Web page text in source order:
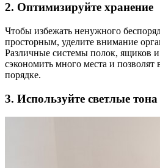
2. Оптимизируйте хранение
Чтобы избежать ненужного
просторным, уделите внимание
Различные системы полок, ящиков
сэкономить много места и позволят
порядке.
3. Используйте светлые тона